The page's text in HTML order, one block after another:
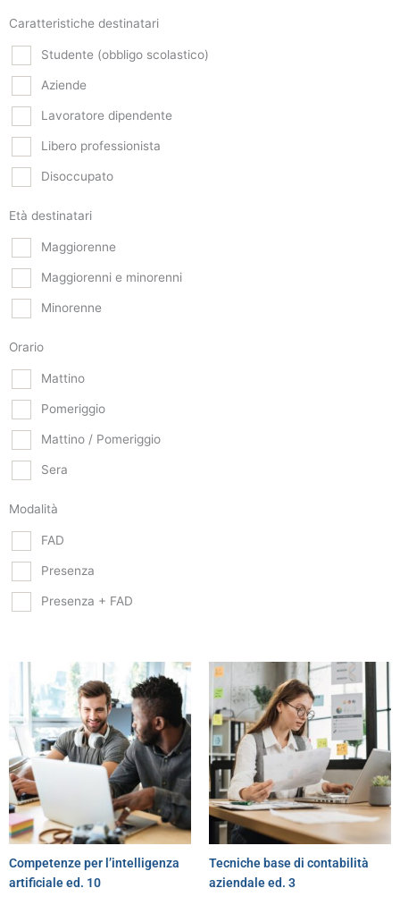
Caratteristiche destinatari
Studente (obbligo scolastico)
Aziende
Lavoratore dipendente
Libero professionista
Disoccupato
Età destinatari
Maggiorenne
Maggiorenni e minorenni
Minorenne
Orario
Mattino
Pomeriggio
Mattino / Pomeriggio
Sera
Modalità
FAD
Presenza
Presenza + FAD
Competenze per l’intelligenza
artificiale ed. 10
Tecniche base di contabilità
aziendale ed. 3